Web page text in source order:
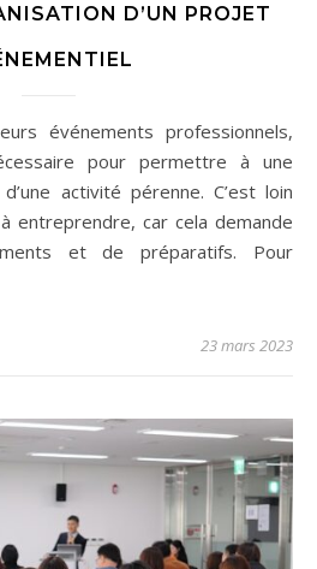
D’UN PROJET
pour permettre à une
activité pérenne. C’est loin
entreprendre, car cela demande
et de préparatifs. Pour
23 mars 2023